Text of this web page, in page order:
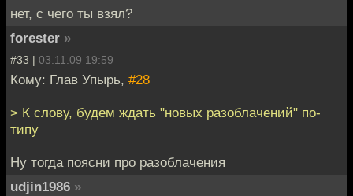
нет, с чего ты взял?
forester »
#33 | 03.11.09 19:59
Кому: Глав Упырь, #28
> К слову, будем ждать "новых разоблачений" по-
типу
Ну тогда поясни про разоблачения
udjin1986 »